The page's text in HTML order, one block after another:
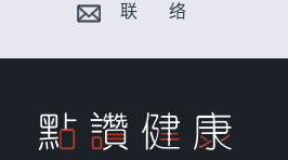
联 络